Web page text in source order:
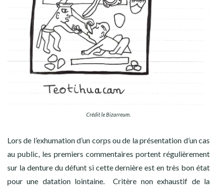
Crédit le Bizarreum.
Lors de l’exhumation d’un corps ou de la présentation d’un cas
au public, les premiers commentaires portent régulièrement
sur la denture du défunt si cette dernière est en très bon état
pour une datation lointaine. Critère non exhaustif de la